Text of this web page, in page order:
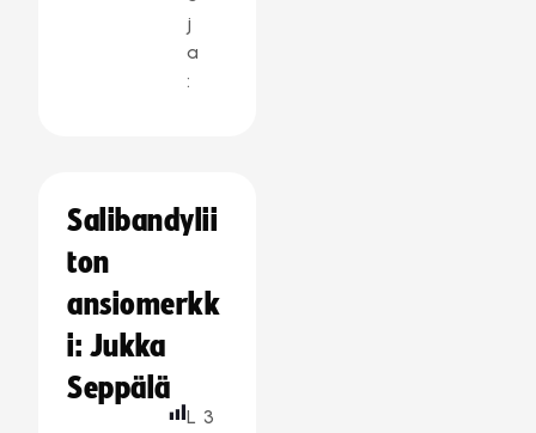
j
a
:
Salibandylii
ton
ansiomerkk
i: Jukka
Seppälä
L 3